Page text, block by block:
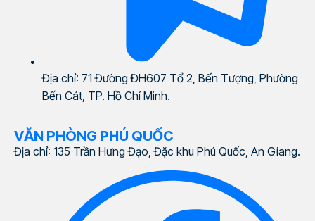
Địa chỉ: 71 Đường ĐH607 Tổ 2, Bến Tượng, Phường
Bến Cát, TP. Hồ Chí Minh.
VĂN PHÒNG PHÚ QUỐC
Địa chỉ: 135 Trần Hưng Đạo, Đặc khu Phú Quốc, An Giang.